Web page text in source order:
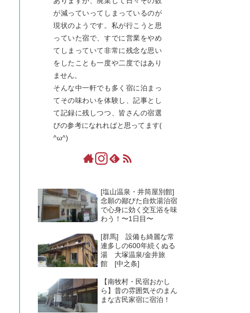
が減っていってしまっているのが
現状のようです。私が行こうと思
っていた宿で、すでに営業をやめ
てしまっていて非常に残念な思い
をしたことも一度や二度ではあり
ません。
そんな中一軒でも多く宿に泊まっ
てその味わいを体験し、記事とし
て記録に残しつつ、皆さんの宿選
びの参考になれればと思ってます(
^ω^)
[塩山温泉・井筒屋別館]
念願の鄙びた自炊湯治宿
で心身に効く交互浴を味
わう！〜1日目〜
[群馬] 設備も綺麗な常
連多しの600年続くぬる
湯 大塚温泉/金井旅
館 [中之条]
【南牧村・民宿おかし
ら】昔の雰囲気そのまん
まな古民家宿に宿泊！